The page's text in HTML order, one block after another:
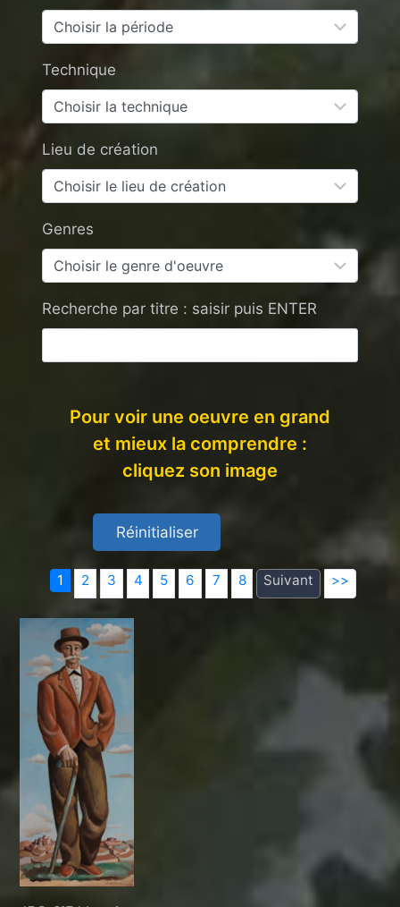
Technique
Lieu de création
Genres
Recherche par titre : saisir puis ENTER
Pour voir une oeuvre en grand
et mieux la comprendre :
cliquez son image
1 2 3 4 5 6 7 8 Suivant >>